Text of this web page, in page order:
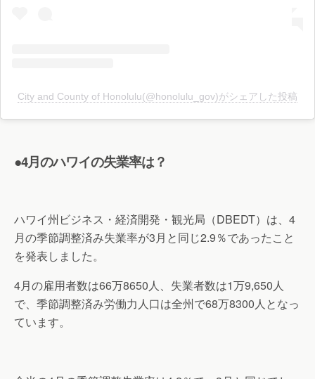
City and County of Honolulu(@honolulu_gov)がシェアした投稿
●4月のハワイの失業率は？
ハワイ州ビジネス・経済開発・観光局（DBEDT）は、4
月の季節調整済み失業率が3月と同じ2.9％であったこと
を発表しました。
4月の雇用者数は66万8650人、失業者数は1万9,650人
で、季節調整済み労働力人口は全州で68万8300人となっ
ています。